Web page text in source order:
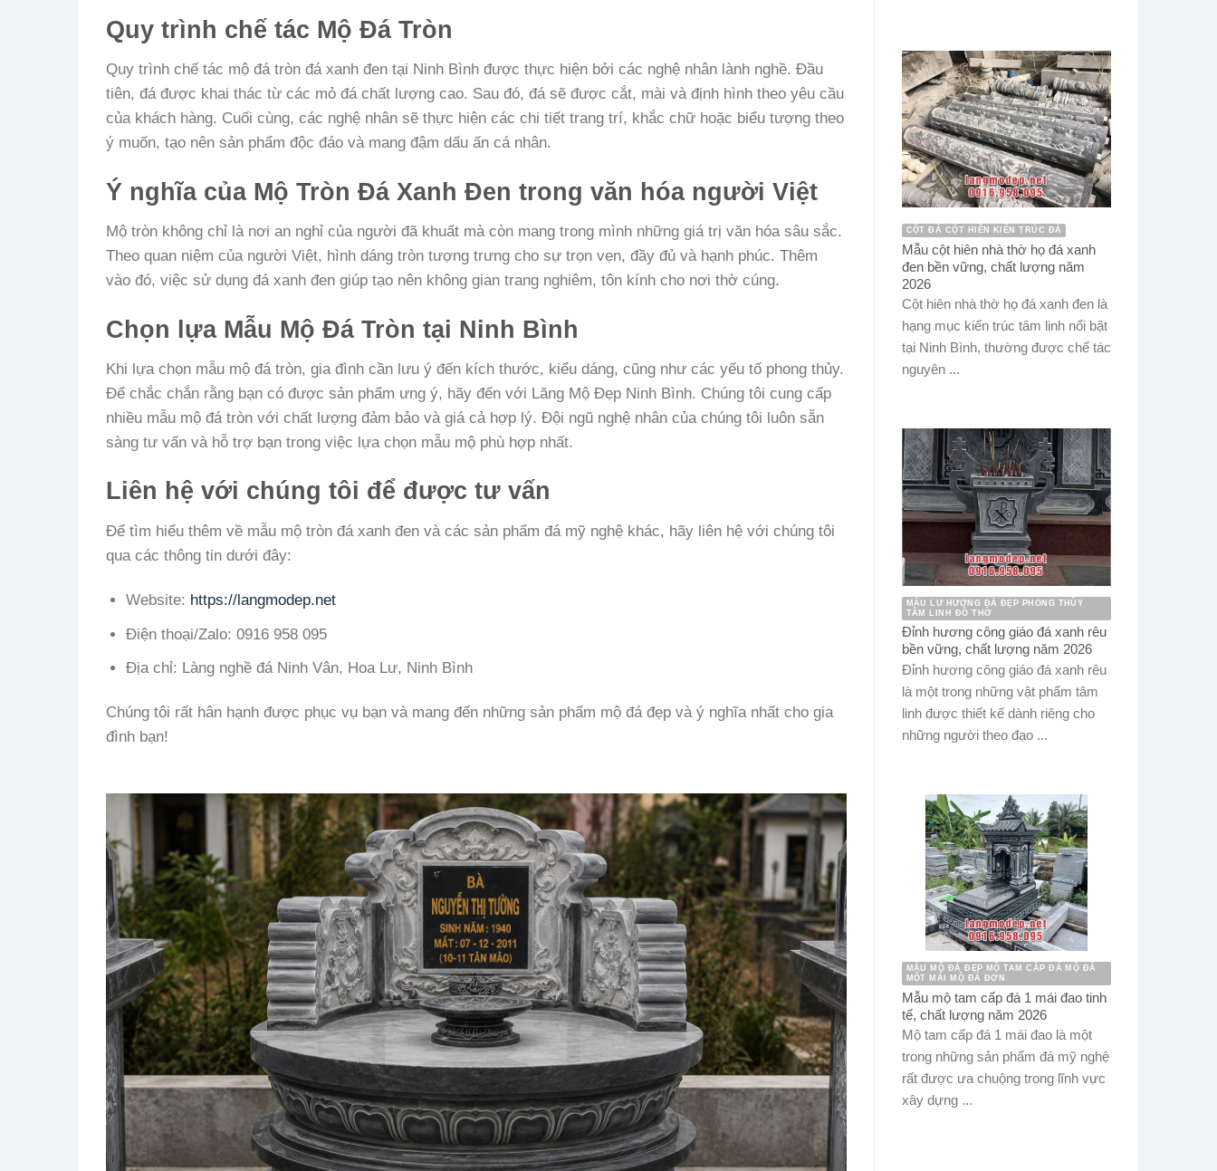
Quy trình chế tác Mộ Đá Tròn
Quy trình chế tác mộ đá tròn đá xanh đen tại Ninh Bình được thực hiện bởi các nghệ nhân lành nghề. Đầu
tiên, đá được khai thác từ các mỏ đá chất lượng cao. Sau đó, đá sẽ được cắt, mài và định hình theo yêu cầu
của khách hàng. Cuối cùng, các nghệ nhân sẽ thực hiện các chi tiết trang trí, khắc chữ hoặc biểu tượng theo
ý muốn, tạo nên sản phẩm độc đáo và mang đậm dấu ấn cá nhân.
Ý nghĩa của Mộ Tròn Đá Xanh Đen trong văn hóa người Việt
Mộ tròn không chỉ là nơi an nghỉ của người đã khuất mà còn mang trong mình những giá trị văn hóa sâu sắc.
Theo quan niệm của người Việt, hình dáng tròn tượng trưng cho sự trọn vẹn, đầy đủ và hạnh phúc. Thêm
vào đó, việc sử dụng đá xanh đen giúp tạo nên không gian trang nghiêm, tôn kính cho nơi thờ cúng.
Chọn lựa Mẫu Mộ Đá Tròn tại Ninh Bình
Khi lựa chọn mẫu mộ đá tròn, gia đình cần lưu ý đến kích thước, kiểu dáng, cũng như các yếu tố phong thủy.
Để chắc chắn rằng bạn có được sản phẩm ưng ý, hãy đến với Lăng Mộ Đẹp Ninh Bình. Chúng tôi cung cấp
nhiều mẫu mộ đá tròn với chất lượng đảm bảo và giá cả hợp lý. Đội ngũ nghệ nhân của chúng tôi luôn sẵn
sàng tư vấn và hỗ trợ bạn trong việc lựa chọn mẫu mộ phù hợp nhất.
Liên hệ với chúng tôi để được tư vấn
Để tìm hiểu thêm về mẫu mộ tròn đá xanh đen và các sản phẩm đá mỹ nghệ khác, hãy liên hệ với chúng tôi
qua các thông tin dưới đây:
Website: https://langmodep.net
Điện thoại/Zalo: 0916 958 095
Địa chỉ: Làng nghề đá Ninh Vân, Hoa Lư, Ninh Bình
Chúng tôi rất hân hạnh được phục vụ bạn và mang đến những sản phẩm mộ đá đẹp và ý nghĩa nhất cho gia
đình bạn!
CỘT ĐÁ CỘT HIÊN KIẾN TRÚC ĐÁ
Mẫu cột hiên nhà thờ họ đá xanh
đen bền vững, chất lượng năm
2026
Cột hiên nhà thờ họ đá xanh đen là
hạng mục kiến trúc tâm linh nổi bật
tại Ninh Bình, thường được chế tác
nguyên ...
MẪU LƯ HƯƠNG ĐÁ ĐẸP PHONG THỦY
TÂM LINH ĐỒ THỜ
Đỉnh hương công giáo đá xanh rêu
bền vững, chất lượng năm 2026
Đỉnh hương công giáo đá xanh rêu
là một trong những vật phẩm tâm
linh được thiết kế dành riêng cho
những người theo đạo ...
MẪU MỘ ĐÁ ĐẸP MỘ TAM CẤP ĐÁ MỘ ĐÁ
MỘT MÁI MỘ ĐÁ ĐƠN
Mẫu mộ tam cấp đá 1 mái đao tinh
tế, chất lượng năm 2026
Mộ tam cấp đá 1 mái đao là một
trong những sản phẩm đá mỹ nghệ
rất được ưa chuộng trong lĩnh vực
xây dựng ...